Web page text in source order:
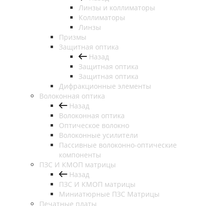
Линзы и коллиматоры
Коллиматоры
Линзы
Призмы
Защитная оптика
Назад
Защитная оптика
Защитная оптика
Дифракционные элементы
Волоконная оптика
Назад
Волоконная оптика
Оптическое волокно
Волоконные усилители
Пассивные волоконно-оптические
компоненты
ПЗС И КМОП матрицы
Назад
ПЗС И КМОП матрицы
Миниатюрные ПЗС Матрицы
Печатные платы